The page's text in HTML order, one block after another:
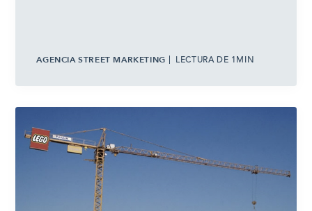
AGENCIA STREET MARKETING LECTURA DE 1MIN